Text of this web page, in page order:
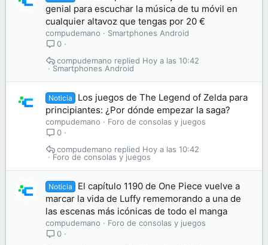
genial para escuchar la música de tu móvil en
cualquier altavoz que tengas por 20 €
compudemano
Smartphones Android
0
Smartphones Android
Hoy a las 10:42
compudemano
Noticia
Los juegos de The Legend of Zelda para
principiantes: ¿Por dónde empezar la saga?
compudemano
Foro de consolas y juegos
0
Foro de consolas y juegos
Hoy a las 10:42
compudemano
Noticia
El capítulo 1190 de One Piece vuelve a
marcar la vida de Luffy rememorando a una de
las escenas más icónicas de todo el manga
compudemano
Foro de consolas y juegos
0